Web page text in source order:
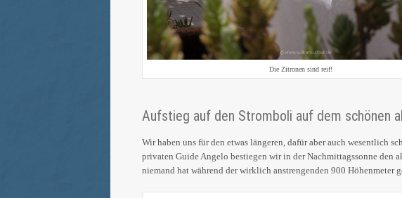
Die Zitronen sind reif!
Aufstieg auf den Stromboli auf dem schönen
Wir haben uns für den etwas längeren, dafür aber auch wesentlich
privaten Guide Angelo bestiegen wir in der Nachmittagssonne den
niemand hat während der wirklich anstrengenden 900 Höhenmeter